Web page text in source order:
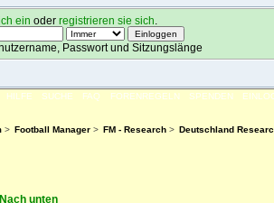
ein oderregistrieren sie sich
Passwort und Sitzungslänge
HILFE SUCHE FAQ FORENREGELN SPENDEN
> Football Manager> FM - Research> Deutschland
Nach unten